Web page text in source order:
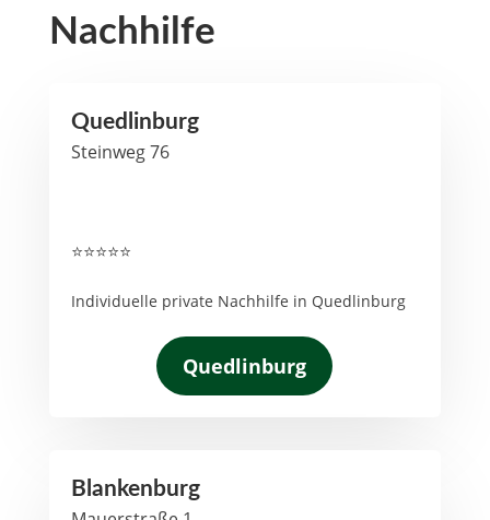
Nachhilfe
Quedlinburg
Steinweg 76
⭐⭐⭐⭐⭐
Individuelle private Nachhilfe in Quedlinburg
Quedlinburg
Blankenburg